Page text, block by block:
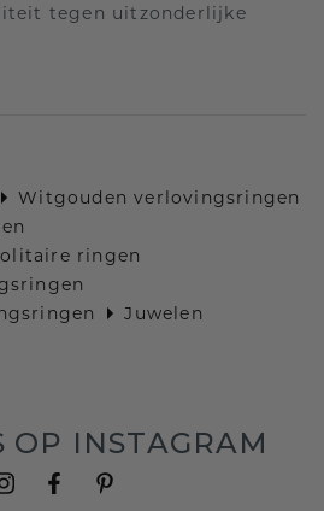
tegen uitzonderlijke
Witgouden verlovingsringen
ringen
Juwelen
OP INSTAGRAM